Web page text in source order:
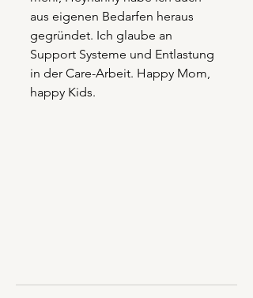
aus eigenen Bedarfen heraus
gegründet. Ich glaube an
Support Systeme und Entlastung
in der Care-Arbeit. Happy Mom,
happy Kids.